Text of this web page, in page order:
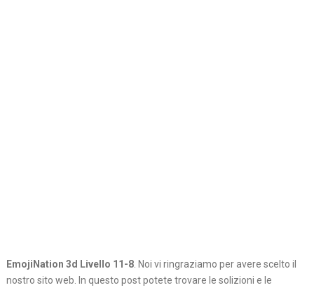
EmojiNation 3d Livello 11-8. Noi vi ringraziamo per avere scelto il
nostro sito web. In questo post potete trovare le solizioni e le